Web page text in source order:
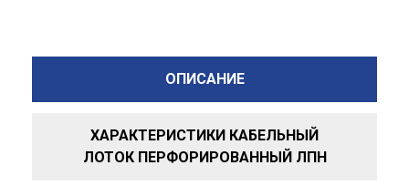
ОПИСАНИЕ
ХАРАКТЕРИСТИКИ КАБЕЛЬНЫЙ
ЛОТОК ПЕРФОРИРОВАННЫЙ ЛПН